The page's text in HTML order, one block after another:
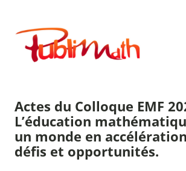
contenu
Publimath
Actes du Colloque EMF
L’éducation
un monde en
défis et opportunités.